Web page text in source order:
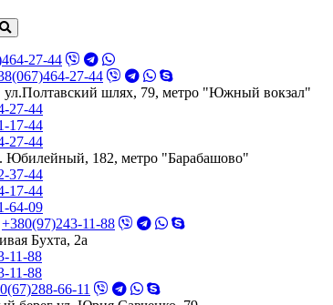
27-44
27-44
шлях, 79, метро "Южный вокзал"
27-44
17-44
27-44
Юбилейный, 182, метро "Барабашово"
37-44
17-44
64-09
+380(97)243-11-88
Бухта, 2а
11-88
11-88
66-11